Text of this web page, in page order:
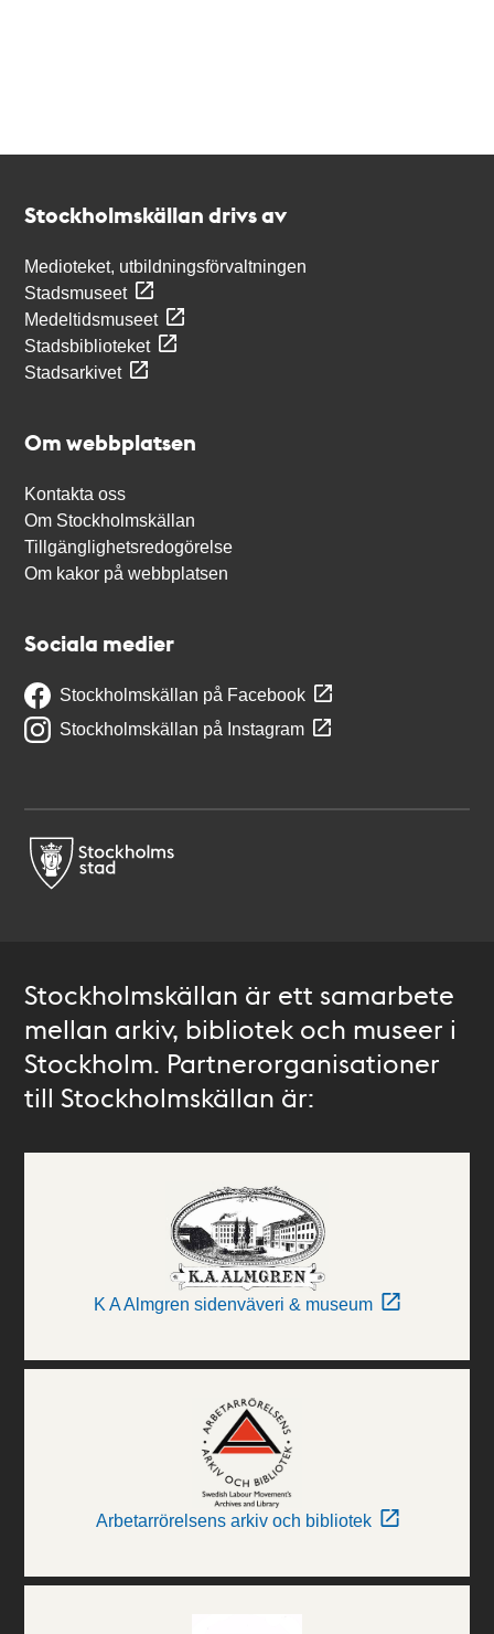
Stockholmskällan drivs av
Medioteket, utbildningsförvaltningen
Stadsmuseet
Medeltidsmuseet
Stadsbiblioteket
Stadsarkivet
Om webbplatsen
Kontakta oss
Om Stockholmskällan
Tillgänglighetsredogörelse
Om kakor på webbplatsen
Sociala medier
Stockholmskällan på Facebook
Stockholmskällan på Instagram
Stockholmskällan är ett samarbete
mellan arkiv, bibliotek och museer i
Stockholm. Partnerorganisationer
till Stockholmskällan är:
K A Almgren sidenväveri & museum
Arbetarrörelsens arkiv och bibliotek